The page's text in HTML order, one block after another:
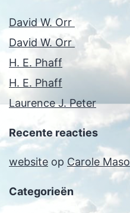
David W. Orr
David W. Orr
H. E. Phaff
H. E. Phaff
Laurence J. Peter
Recente reacties
website op Carole Maso
Categorieën